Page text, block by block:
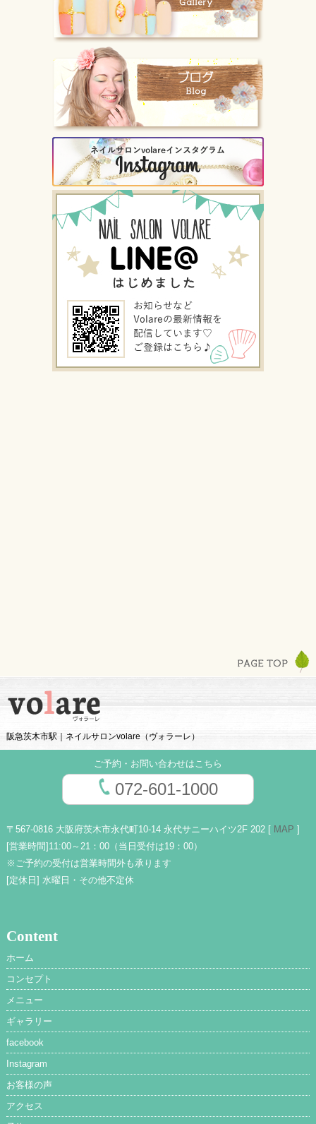
阪急茨木市駅｜ネイルサロンvolare（ヴォラーレ）
ご予約・お問い合わせはこちら
072-601-1000
〒567-0816 大阪府茨木市永代町10-14 永代サニーハイツ2F 202 [ MAP ]
[営業時間] 11:00～21：00（当日受付は19：00）
※ご予約の受付は営業時間外も承ります
[定休日] 水曜日・その他不定休
Content
ホーム
コンセプト
メニュー
ギャラリー
facebook
Instagram
お客様の声
アクセス